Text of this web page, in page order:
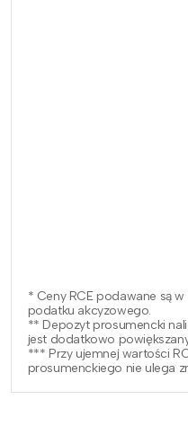
* Ceny RCE podawane są
podatku akcyzowego.
** Depozyt prosumencki
jest dodatkowo
*** Przy ujemnej wartości
prosumenckiego nie ulega